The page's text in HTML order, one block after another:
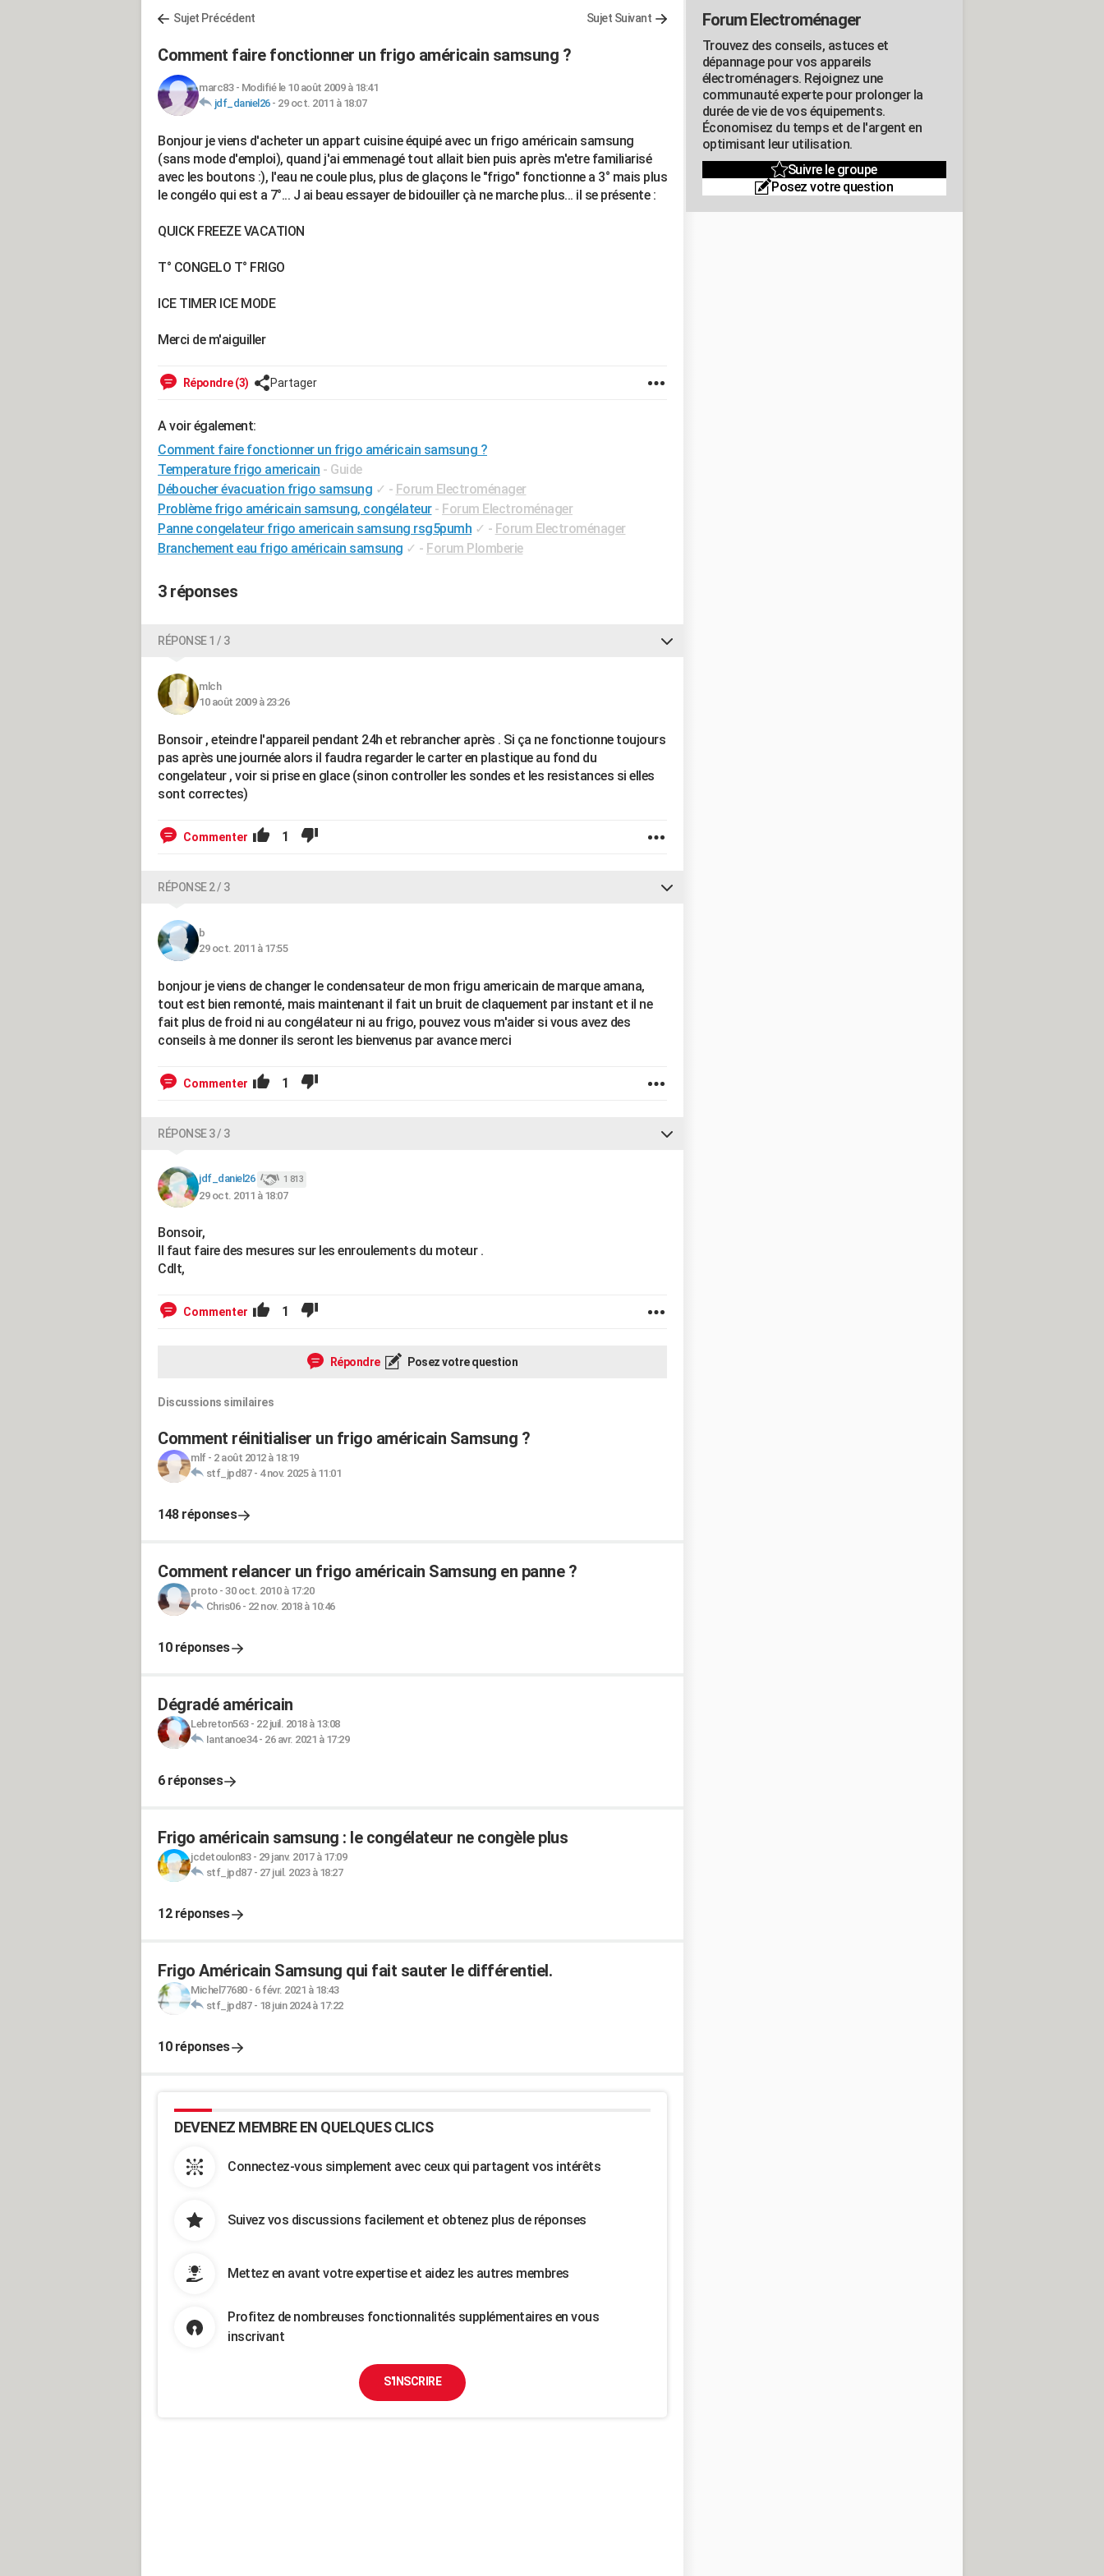
Sujet Précédent Sujet Suivant
Comment faire fonctionner un frigo américain samsung ?
marc83- Modifié le 10 août 2009 à 18:41
jdf_daniel26- 29 oct. 2011 à 18:07
Bonjour je viens d'acheter un appart cuisine équipé avec un frigo américain samsung
(sans mode d'emploi), quand j'ai emmenagé tout allait bien puis après m'etre familiarisé
avec les boutons :), l'eau ne coule plus, plus de glaçons le "frigo" fonctionne a 3° mais plus
le congélo qui est a 7°... J ai beau essayer de bidouiller çà ne marche plus... il se présente :
QUICK FREEZE VACATION
T° CONGELO T° FRIGO
ICE TIMER ICE MODE
Merci de m'aiguiller
Répondre (3) Partager
A voir également:
Comment faire fonctionner un frigo américain samsung ?
Temperature frigo americain - Guide
Déboucher évacuation frigo samsung ✓ - Forum Electroménager
Problème frigo américain samsung, congélateur - Forum Electroménager
Panne congelateur frigo americain samsung rsg5pumh ✓ - Forum Electroménager
Branchement eau frigo américain samsung ✓ - Forum Plomberie
3 réponses
RÉPONSE 1 / 3
mlch
10 août 2009 à 23:26
Bonsoir , eteindre l'appareil pendant 24h et rebrancher après . Si ça ne fonctionne toujours
pas après une journée alors il faudra regarder le carter en plastique au fond du
congelateur , voir si prise en glace (sinon controller les sondes et les resistances si elles
sont correctes)
Commenter 1
RÉPONSE 2 / 3
b
29 oct. 2011 à 17:55
bonjour je viens de changer le condensateur de mon frigu americain de marque amana,
tout est bien remonté, mais maintenant il fait un bruit de claquement par instant et il ne
fait plus de froid ni au congélateur ni au frigo, pouvez vous m'aider si vous avez des
conseils à me donner ils seront les bienvenus par avance merci
Commenter 1
RÉPONSE 3 / 3
jdf_daniel26 1 813
29 oct. 2011 à 18:07
Bonsoir,
Il faut faire des mesures sur les enroulements du moteur .
Cdlt,
Commenter 1
Répondre Posez votre question
Discussions similaires
Comment réinitialiser un frigo américain Samsung ?
mlf- 2 août 2012 à 18:19
stf_jpd87- 4 nov. 2025 à 11:01
148 réponses
Comment relancer un frigo américain Samsung en panne ?
proto- 30 oct. 2010 à 17:20
Chris06- 22 nov. 2018 à 10:46
10 réponses
Dégradé américain
Lebreton563- 22 juil. 2018 à 13:08
Iantanoe34- 26 avr. 2021 à 17:29
6 réponses
Frigo américain samsung : le congélateur ne congèle plus
jcdetoulon83- 29 janv. 2017 à 17:09
stf_jpd87- 27 juil. 2023 à 18:27
12 réponses
Frigo Américain Samsung qui fait sauter le différentiel.
Michel77680- 6 févr. 2021 à 18:43
stf_jpd87- 18 juin 2024 à 17:22
10 réponses
DEVENEZ MEMBRE EN QUELQUES CLICS
Connectez-vous simplement avec ceux qui partagent vos intérêts
Suivez vos discussions facilement et obtenez plus de réponses
Mettez en avant votre expertise et aidez les autres membres
Profitez de nombreuses fonctionnalités supplémentaires en vous
inscrivant
S'INSCRIRE
Forum Electroménager
Trouvez des conseils, astuces et
dépannage pour vos appareils
électroménagers. Rejoignez une
communauté experte pour prolonger la
durée de vie de vos équipements.
Économisez du temps et de l'argent en
optimisant leur utilisation.
Suivre le groupe
Posez votre question